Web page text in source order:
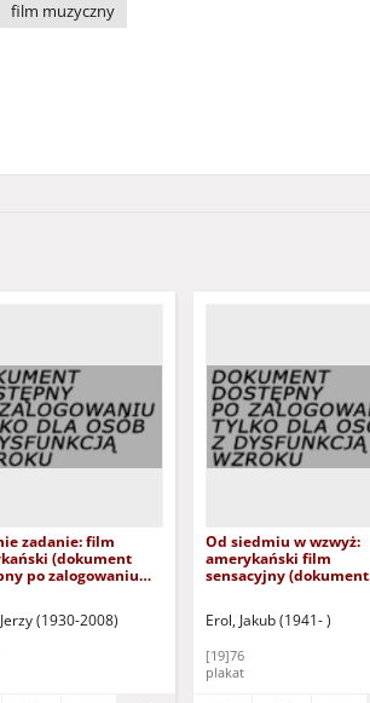
film muzyczny
zadanie: film
(dokument
po zalogowaniu
(1930-2008)
Od siedmiu w wzwyż:
amerykański film
sensacyjny (dokument
wzroku)
Erol, Jakub (1941- )
[19]76
plakat